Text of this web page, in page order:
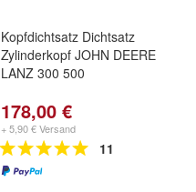
Kopfdichtsatz Dichtsatz
Zylinderkopf JOHN DEERE
LANZ 300 500
178,00 €
+ 5,90 € Versand
11